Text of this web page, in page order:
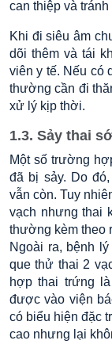
can thiệp và
Khi đi siêu âm
dõi thêm và tái
viên y tế. Nếu có
thường cần đi
xử lý kịp thời.
1.3. Sảy thai
Một số trường
đã bị sảy. Do
vẫn còn. Tuy
vạch nhưng thai
thường kèm theo
Ngoài ra, bệnh
que thử thai 2
hợp thai trứng
được vào viện
có biểu hiện đặc
cao nhưng lại